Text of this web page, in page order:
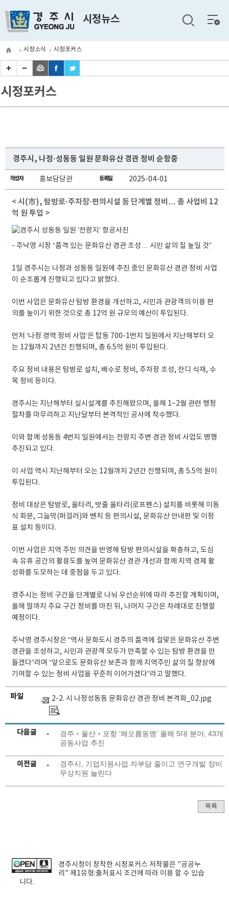
시정뉴스
전체
메뉴
시정소식 시정포커스
시정포커스
경주시, 나정·성동동 일원 문화유산 경관 정비 순항중
작성자 홍보담당관 등록일 2025-04-01
< 시(市), 탐방로·주차장·편의시설 등 단계별 정비… 총 사업비 12
억 원 투입 >
- 주낙영 시장 “품격 있는 문화유산 경관 조성… 시민 삶의 질 높일 것”
1일 경주시는 나정과 성동동 일원에 추진 중인 문화유산 경관 정비 사업
이 순조롭게 진행되고 있다고 밝혔다.
이번 사업은 문화유산 탐방 환경을 개선하고, 시민과 관광객의 이용 편
의를 높이기 위한 것으로 총 12억 원 규모의 예산이 투입된다.
먼저 ‘나정 경역 정비 사업’은 탑동 700-1번지 일원에서 지난해부터 오
는 12월까지 2년간 진행되며, 총 6.5억 원이 투입된다.
주요 정비 내용은 탐방로 설치, 배수로 정비, 주차장 조성, 잔디 식재, 수
목 정비 등이다.
경주시는 지난해부터 실시설계를 추진해왔으며, 올해 1~2월 관련 행정
절차를 마무리하고 지난달부터 본격적인 공사에 착수했다.
이와 함께 성동동 4번지 일원에서는 전랑지 주변 경관 정비 사업도 병행
추진되고 있다.
이 사업 역시 지난해부터 오는 12월까지 2년간 진행되며, 총 5.5억 원이
투입된다.
정비 대상은 탐방로, 울타리, 밧줄 울타리(로프펜스) 설치를 비롯해 이동
식 화분, 그늘막(퍼걸러)와 벤치 등 편의시설, 문화유산 안내판 및 이정
표 설치 등이다.
이번 사업은 지역 주민 의견을 반영해 탐방 편의시설을 확충하고, 도심
속 유휴 공간의 활용도를 높여 문화유산 경관 개선과 함께 지역 경제 활
성화를 도모하는 데 중점을 두고 있다.
경주시는 정비 구간을 단계별로 나눠 우선순위에 따라 추진할 계획이며,
올해 말까지 주요 구간 정비를 마친 뒤, 나머지 구간은 차례대로 진행할
예정이다.
주낙영 경주시장은 “역사 문화도시 경주의 품격에 걸맞은 문화유산 주변
경관을 조성하고, 시민과 관광객 모두가 만족할 수 있는 탐방 환경을 만
들겠다”라며 “앞으로도 문화유산 보존과 함께 지역주민 삶의 질 향상에
기여할 수 있는 정비 사업을 꾸준히 이어가겠다”라고 말했다.
파일 2-2. 시 나정성동동 문화유산 경관 정비 본격화_02.jpg
다음글
경주‧울산‧포항 ‘해오름동맹’ 올해 5대 분야, 43개
공동사업 추진
이전글
경주시, 기업지원사업 자부담 줄이고 연구개발 장비
무상지원 늘린다
목록
경주시청이 창작한시정포커스 저작물은 "공공누
리"제1유형:출처표시 조건에 따라 이용 할 수 있습
니다.